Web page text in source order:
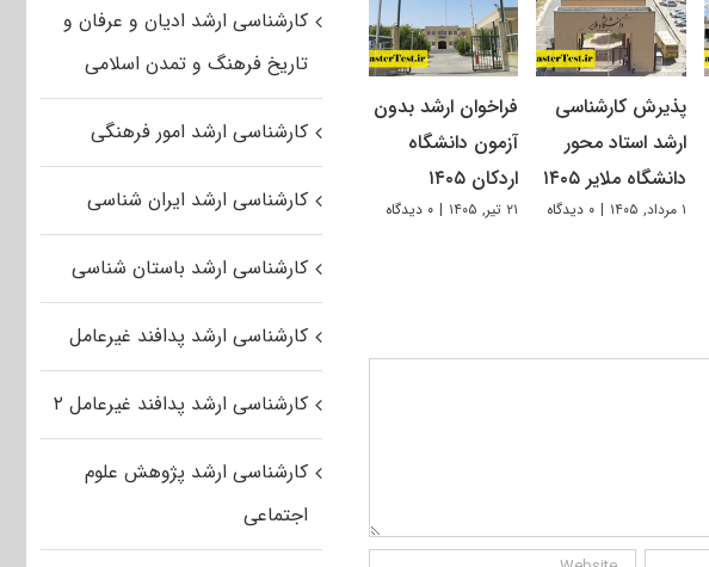
پذیرش کارشناسی
ارشد استاد محور
دانشگاه ملایر ۱۴۰۵
۱ مرداد, ۱۴۰۵ | ۰ دیدگاه
فراخوان ارشد بدون
آزمون دانشگاه
اردکان ۱۴۰۵
۲۱ تیر, ۱۴۰۵ | ۰ دیدگاه
کارشناسی ارشد ادیان و عرفان و
تاریخ فرهنگ و تمدن اسلامی
کارشناسی ارشد امور فرهنگی
کارشناسی ارشد ایران شناسی
کارشناسی ارشد باستان شناسی
کارشناسی ارشد پدافند غیرعامل
کارشناسی ارشد پدافند غیرعامل ۲
کارشناسی ارشد پژوهش علوم
اجتماعی